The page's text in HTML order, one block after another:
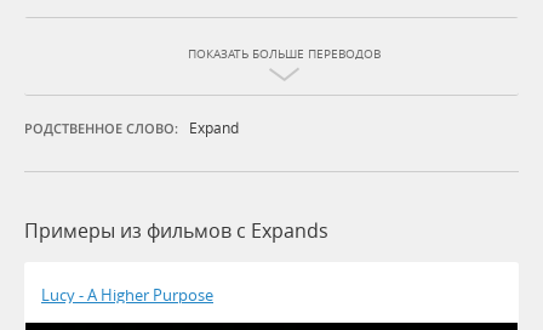
ПОКАЗАТЬ БОЛЬШЕ ПЕРЕВОДОВ
РОДСТВЕННОЕ СЛОВО: Expand
Примеры из фильмов c Expands
Lucy - A Higher Purpose